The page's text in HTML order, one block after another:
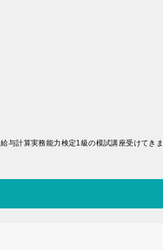
給与計算実務能力検定1級の模試講座受けてき